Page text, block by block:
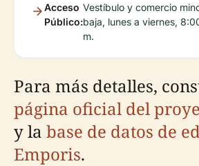
Acceso
Público:
Vestíbulo y comercio
baja, lunes a viernes,
m.
Para más detalles,
página oficial del
y la base de datos de
Emporis.